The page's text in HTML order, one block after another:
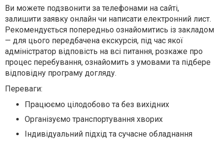
Ви можете подзвонити за телефонами на сайті,
залишити заявку онлайн чи написати електронний лист.
Рекомендується попередньо ознайомитись із закладом
— для цього передбачена екскурсія, під час якої
адміністратор відповість на всі питання, розкаже про
процес перебування, ознайомить з умовами та підбере
відповідну програму догляду.
Переваги:
Працюємо цілодобово та без вихідних
Організуємо транспортування хворих
Індивідуальний підхід та сучасне обладнання